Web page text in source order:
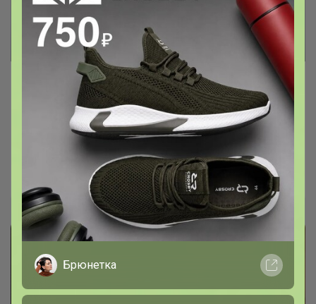
Спортивная одежда АНТА - детская
Брюнетка
Брюнетка